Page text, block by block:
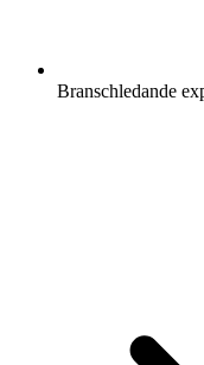
Branschledande